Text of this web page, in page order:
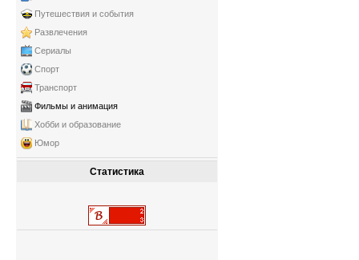
Путешествия и события
Развлечения
Сериалы
Спорт
Транспорт
Фильмы и анимация
Хобби и образование
Юмор
Статистика